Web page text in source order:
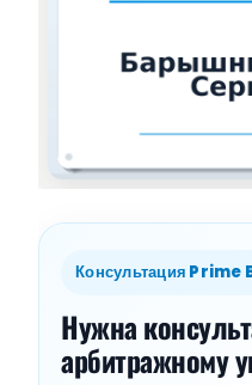
Консультация
Нужна
арбитражному